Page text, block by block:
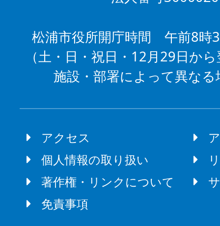
松浦市役所開庁時間 午前8時
（土・日・祝日・12月29日か
施設・部署によって異な
アクセス
個人情報の取り扱い
著作権・リンクについて
免責事項